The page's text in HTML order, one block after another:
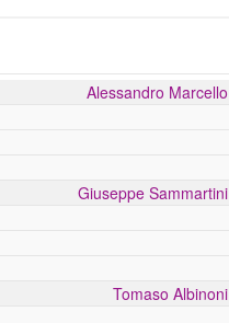
Alessandro Marcello
Giuseppe Sammartini
Tomaso Albinoni